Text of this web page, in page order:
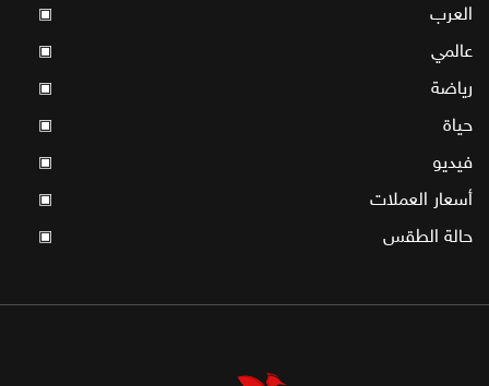
العرب ▣
عالمي ▣
رياضة ▣
حياة ▣
فيديو ▣
أسعار العملات ▣
حالة الطقس ▣